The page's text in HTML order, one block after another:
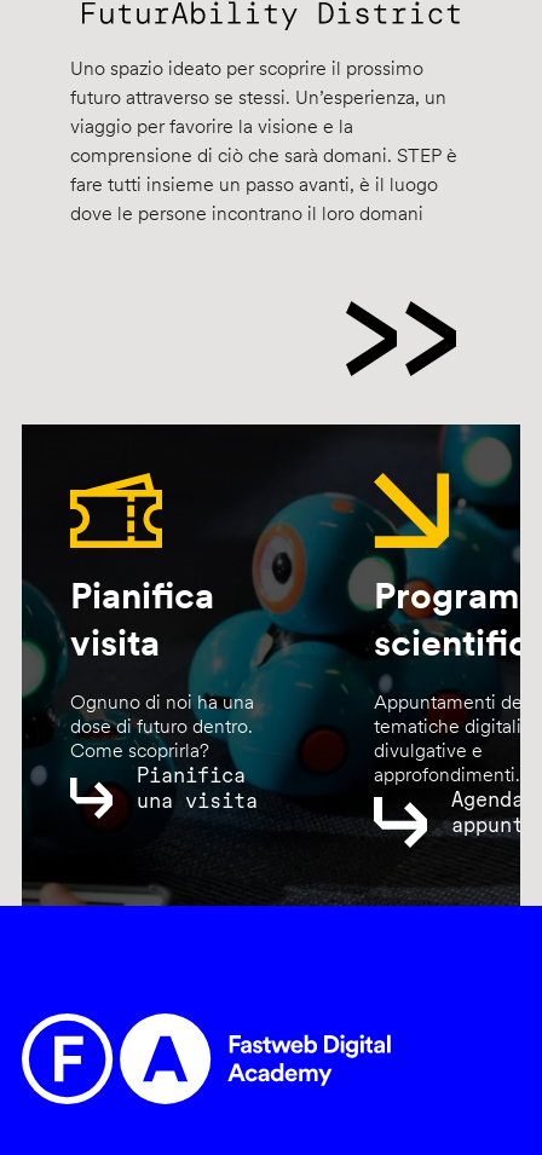
Uno spazio ideato per scoprire il prossimo
futuro attraverso se stessi. Un’esperienza, un
viaggio per favorire la visione e la
comprensione di ciò che sarà domani. STEP è
fare tutti insieme un passo avanti, è il luogo
dove le persone incontrano il loro domani
Pianifica
visita
Ognuno di noi ha una
dose di futuro dentro.
Come scoprirla?
Pianifica
una visita
Appuntamenti
tematiche digitali,
divulgative e
approfondimenti.
Agenda